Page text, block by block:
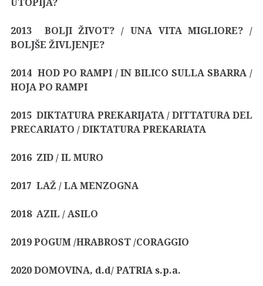
2013 BOLJI ŽIVOT? / UNA VITA MIGLIORE? /
BOLJŠE ŽIVLJENJE?
2014 HOD PO RAMPI / IN BILICO SULLA SBARRA /
HOJA PO RAMPI
2015 DIKTATURA PREKARIJATA / DITTATURA DEL
PRECARIATO / DIKTATURA PREKARIATA
2016 ZID / IL MURO
2017 LAŽ / LA MENZOGNA
2018 AZIL / ASILO
2019 POGUM /HRABROST /CORAGGIO
2020 DOMOVINA, d.d/ PATRIA s.p.a.